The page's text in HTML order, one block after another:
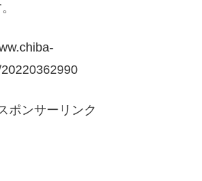
ポンサーリンク